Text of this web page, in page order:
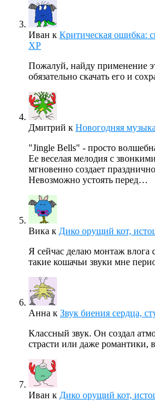
Иван к Критическая ошибка:
XP
Пожалуй, найду применение
обязательно скачать его и
Дмитрий к Новогодняя
"Jingle Bells" - просто
Ее веселая мелодия с
мгновенно создает
Невозможно устоять перед…
Вика к Дико орущий кот,
Я сейчас делаю монтаж влога
такие кошачьи звуки мне
Анна к Звук биения сердца,
Классный звук. Он создал
страсти или даже романтики,
Иван к Дико орущий кот,